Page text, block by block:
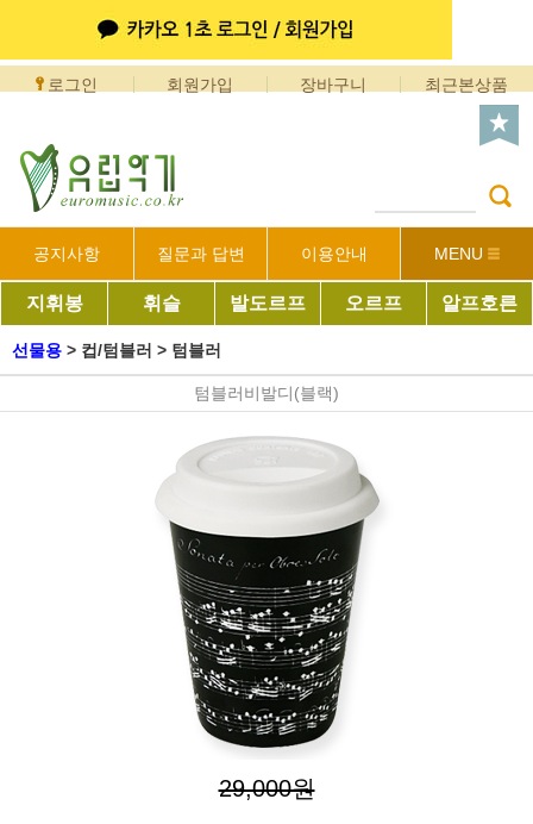
로그인 회원가입 장바구니 최근본상품
공지사항 질문과 답변 이용안내 MENU
지휘봉 휘슬 발도르프 오르프 알프호른
선물용 > 컵/텀블러 > 텀블러
텀블러비발디(블랙)
29,000원